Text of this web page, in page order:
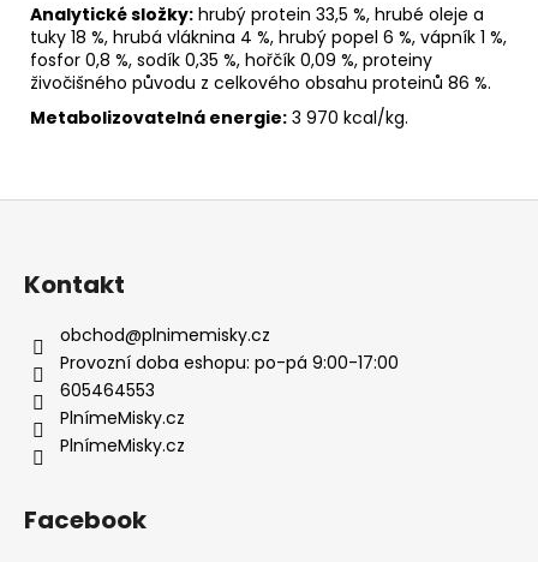
Analytické složky: hrubý protein 33,5 %, hrubé oleje a
tuky 18 %, hrubá vláknina 4 %, hrubý popel 6 %, vápník 1 %,
fosfor 0,8 %, sodík 0,35 %, hořčík 0,09 %, proteiny
živočišného původu z celkového obsahu proteinů 86 %.
Metabolizovatelná energie: 3 970 kcal/kg.
Z
Kontakt
obchod@plnimemisky.cz
Provozní doba eshopu: po-pá 9:00-17:00
605464553
PlnímeMisky.cz
PlnímeMisky.cz
Facebook